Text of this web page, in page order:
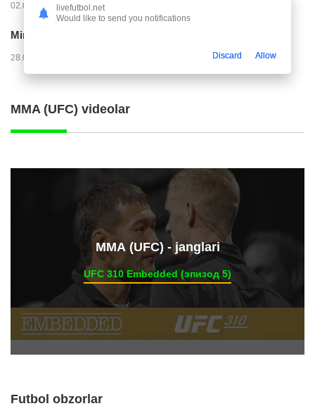
02.08.2026 03:08 7135
Mirko Yyelichich: "Birinchi bo'limni juda yomon...
28.07.2026 00:24
MMA (UFC) videolar
ММА (UFC) - janglari
UFC 310 Embedded (эпизод 5)
Futbol obzorlar
livefutbol.net
Would like to send you notifications
Discard Allow